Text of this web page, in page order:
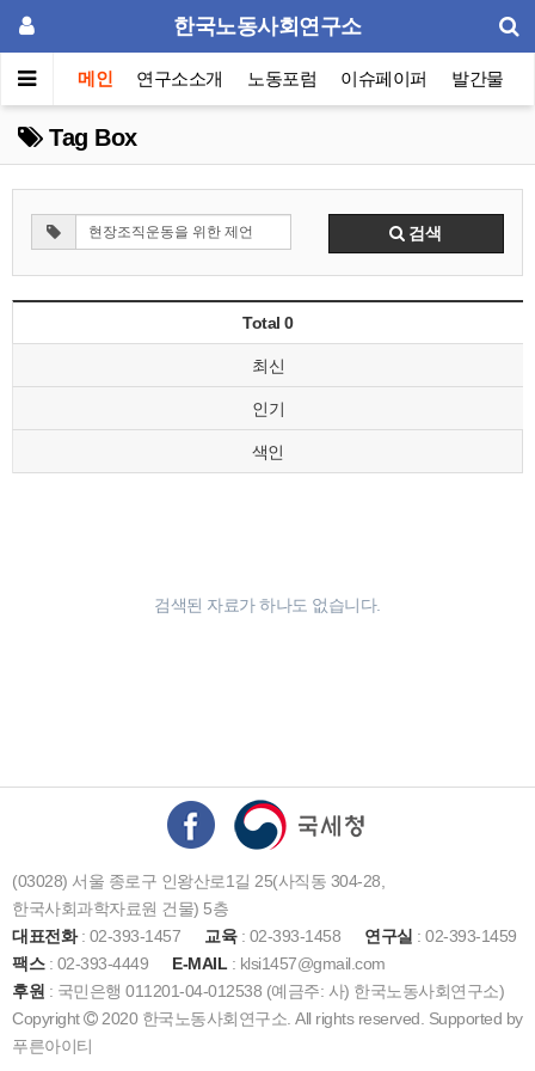
한국노동사회연구소
메인 연구소소개 노동포럼 이슈페이퍼 발간물
Tag Box
검색
Total 0
최신
인기
색인
검색된 자료가 하나도 없습니다.
(03028) 서울 종로구 인왕산로1길 25(사직동 304-28,
한국사회과학자료원 건물) 5층
대표전화: 02-393-1457 교육: 02-393-1458 연구실 : 02-393-1459
팩스: 02-393-4449 E-MAIL : klsi1457@gmail.com
후원 : 국민은행 011201-04-012538 (예금주: 사) 한국노동사회연구소)
Copyright
2020 한국노동사회연구소. All rights reserved. Supported by
푸른아이티